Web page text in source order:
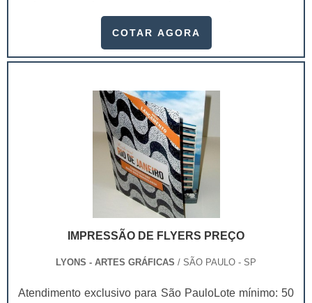
possível aumentar as possibilidades de venda, visto
material. Contar com uma solapa é ainda melhor,
atrair ainda mais os possíveis clientes. É p.
COTAR AGORA
IMPRESSÃO DE FLYERS PREÇO
LYONS - ARTES GRÁFICAS / SÃO PAULO - SP
Atendimento exclusivo para São PauloLote mínimo: 50